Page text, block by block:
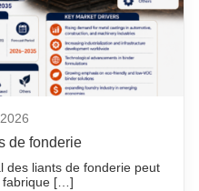
de fonderie
des liants de fonderie peut
fabrique […]